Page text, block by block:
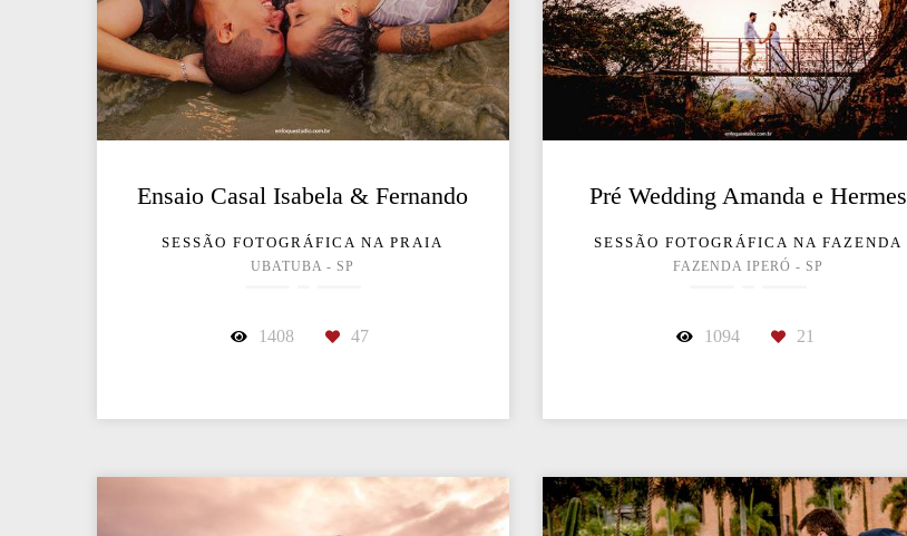
Ensaio Casal Isabela & Fernando
SESSÃO FOTOGRÁFICA NA PRAIA
UBATUBA - SP
1408 47
Pré Wedding Amanda e Hermes
SESSÃO FOTOGRÁFICA NA FAZENDA
FAZENDA IPERÓ - SP
1094 21